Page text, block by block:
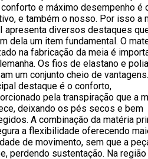
e máximo desempenho é
e também o nosso. Por isso a
apresenta diversos destaques
dela um item fundamental. O
na fabricação da meia é
Os fios de elastano e
um conjunto cheio de
destaque é o conforto,
pela transpiração que a
deixando os pés secos e bem
A combinação da matéria
a flexibilidade oferecendo
de movimento, sem que a
perdendo sustentação. Na